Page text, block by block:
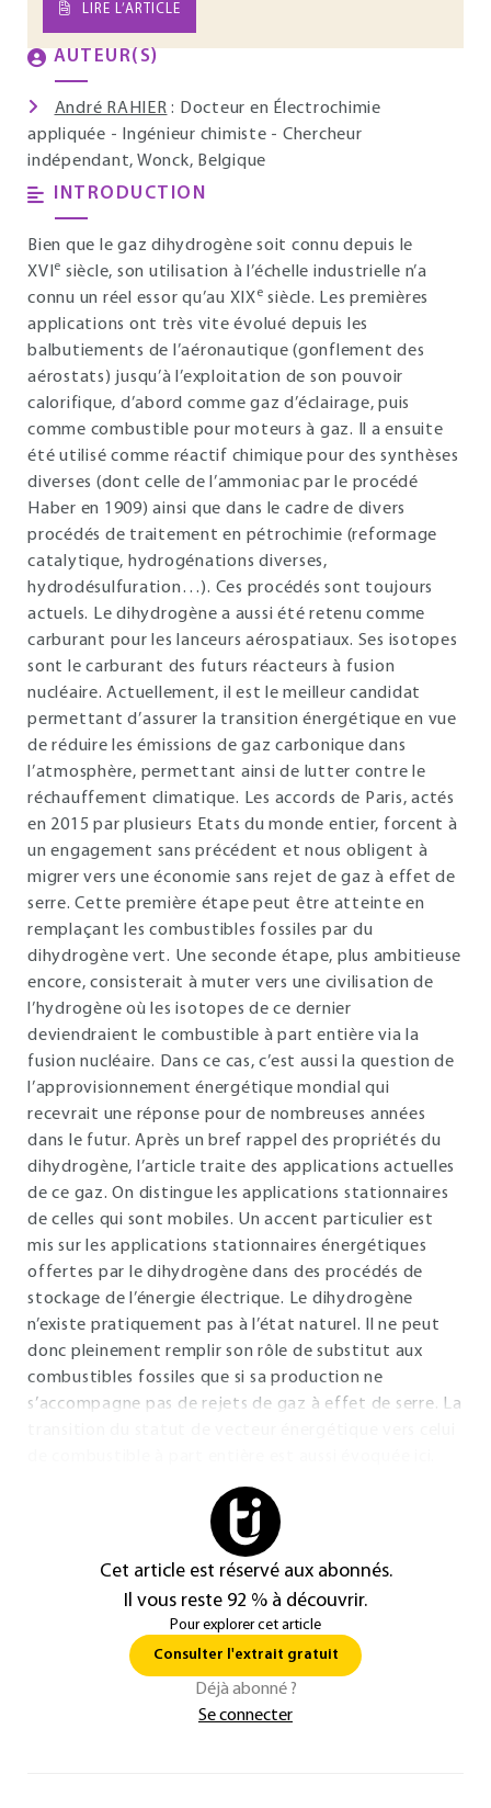
LIRE L’ARTICLE
AUTEUR(S)
André RAHIER : Docteur en Électrochimie
appliquée - Ingénieur chimiste - Chercheur
indépendant, Wonck, Belgique
INTRODUCTION
Bien que le gaz dihydrogène soit connu depuis le
XVI e siècle, son utilisation à l’échelle industrielle n’a
connu un réel essor qu’au XIXe siècle. Les premières
applications ont très vite évolué depuis les
balbutiements de l’aéronautique (gonflement des
aérostats) jusqu’à l’exploitation de son pouvoir
calorifique, d’abord comme gaz d’éclairage, puis
comme combustible pour moteurs à gaz. Il a ensuite
été utilisé comme réactif chimique pour des synthèses
diverses (dont celle de l’ammoniac par le procédé
Haber en 1909) ainsi que dans le cadre de divers
procédés de traitement en pétrochimie (reformage
catalytique, hydrogénations diverses,
hydrodésulfuration…). Ces procédés sont toujours
actuels. Le dihydrogène a aussi été retenu comme
carburant pour les lanceurs aérospatiaux. Ses isotopes
sont le carburant des futurs réacteurs à fusion
nucléaire. Actuellement, il est le meilleur candidat
permettant d’assurer la transition énergétique en vue
de réduire les émissions de gaz carbonique dans
l’atmosphère, permettant ainsi de lutter contre le
réchauffement climatique. Les accords de Paris, actés
en 2015 par plusieurs Etats du monde entier, forcent à
un engagement sans précédent et nous obligent à
migrer vers une économie sans rejet de gaz à effet de
serre. Cette première étape peut être atteinte en
remplaçant les combustibles fossiles par du
dihydrogène vert. Une seconde étape, plus ambitieuse
encore, consisterait à muter vers une civilisation de
l’hydrogène où les isotopes de ce dernier
deviendraient le combustible à part entière via la
fusion nucléaire. Dans ce cas, c’est aussi la question de
l’approvisionnement énergétique mondial qui
recevrait une réponse pour de nombreuses années
dans le futur. Après un bref rappel des propriétés du
dihydrogène, l’article traite des applications actuelles
de ce gaz. On distingue les applications stationnaires
de celles qui sont mobiles. Un accent particulier est
mis sur les applications stationnaires énergétiques
offertes par le dihydrogène dans des procédés de
stockage de l’énergie électrique. Le dihydrogène
n’existe pratiquement pas à l’état naturel. Il ne peut
donc pleinement remplir son rôle de substitut aux
combustibles fossiles que si sa production ne
s’accompagne pas de rejets de gaz à effet de serre. La
Cet article est réservé aux abonnés.
Il vous reste 92 % à découvrir.
Pour explorer cet article
Consulter l'extrait gratuit
Déjà abonné ?
Se connecter